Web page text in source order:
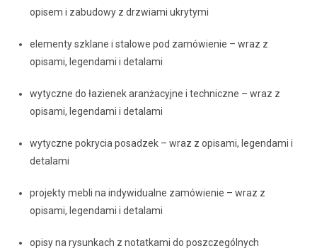
opisem i zabudowy z drzwiami ukrytymi
elementy szklane i stalowe pod zamówienie – wraz z
opisami, legendami i detalami
wytyczne do łazienek aranżacyjne i techniczne – wraz z
opisami, legendami i detalami
wytyczne pokrycia posadzek – wraz z opisami, legendami i
detalami
projekty mebli na indywidualne zamówienie – wraz z
opisami, legendami i detalami
opisy na rysunkach z notatkami do poszczególnych